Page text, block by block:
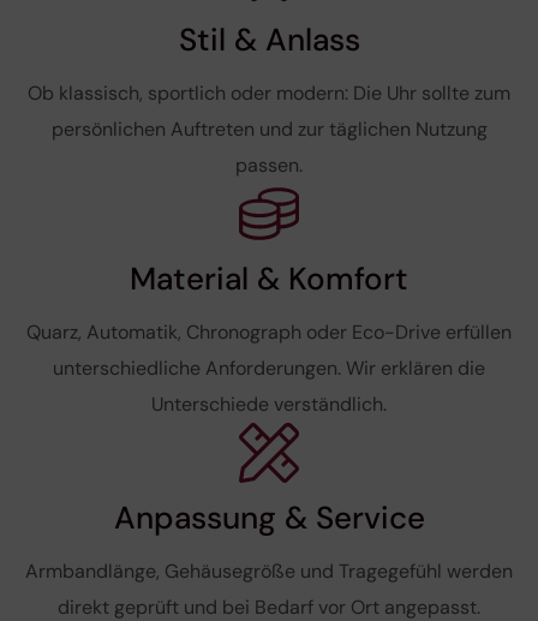
Stil & Anlass
Ob klassisch, sportlich oder modern: Die Uhr sollte zum
persönlichen Auftreten und zur täglichen Nutzung
passen.
Material & Komfort
Quarz, Automatik, Chronograph oder Eco-Drive erfüllen
unterschiedliche Anforderungen. Wir erklären die
Unterschiede verständlich.
Anpassung & Service
Armbandlänge, Gehäusegröße und Tragegefühl werden
direkt geprüft und bei Bedarf vor Ort angepasst.